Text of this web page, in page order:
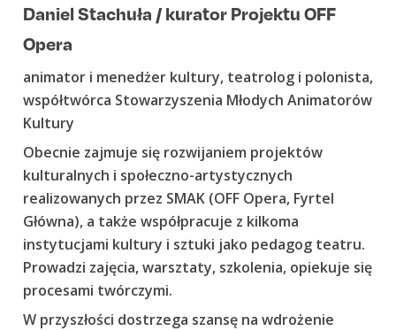
Daniel Stachuła / kurator Projektu OFF
Opera
animator i menedżer kultury, teatrolog i polonista,
współtwórca Stowarzyszenia Młodych Animatorów
Kultury
Obecnie zajmuje się rozwijaniem projektów
kulturalnych i społeczno-artystycznych
realizowanych przez SMAK (OFF Opera, Fyrtel
Główna), a także współpracuje z kilkoma
instytucjami kultury i sztuki jako pedagog teatru.
Prowadzi zajęcia, warsztaty, szkolenia, opiekuje się
procesami twórczymi.
W przyszłości dostrzega szansę na wdrożenie